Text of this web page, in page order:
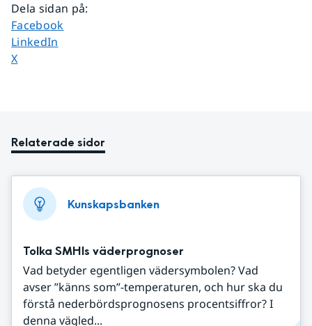
Dela sidan på:
Dela sidan på
Facebook
Dela sidan på
LinkedIn
Dela sidan på
X
Relaterade sidor
Kunskapsbanken
Tolka SMHIs väderprognoser
Vad betyder egentligen vädersymbolen? Vad
avser ”känns som”-temperaturen, och hur ska du
förstå nederbördsprognosens procentsiffror? I
denna vägled...